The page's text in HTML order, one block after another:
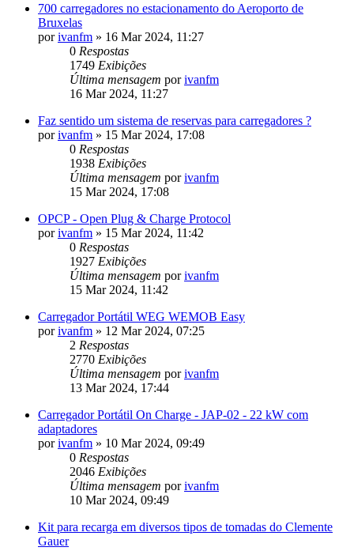
700 carregadores no estacionamento do Aeroporto de
Bruxelas
porivanfm » 16 Mar 2024, 11:27
0 Respostas
1749 Exibições
Última mensagem porivanfm
16 Mar 2024, 11:27
Faz sentido um sistema de reservas para carregadores ?
porivanfm » 15 Mar 2024, 17:08
0 Respostas
1938 Exibições
Última mensagem porivanfm
15 Mar 2024, 17:08
OPCP - Open Plug & Charge Protocol
porivanfm » 15 Mar 2024, 11:42
0 Respostas
1927 Exibições
Última mensagem porivanfm
15 Mar 2024, 11:42
Carregador Portátil WEG WEMOB Easy
porivanfm » 12 Mar 2024, 07:25
2 Respostas
2770 Exibições
Última mensagem porivanfm
13 Mar 2024, 17:44
Carregador Portátil On Charge - JAP-02 - 22 kW com
adaptadores
porivanfm » 10 Mar 2024, 09:49
0 Respostas
2046 Exibições
Última mensagem porivanfm
10 Mar 2024, 09:49
Kit para recarga em diversos tipos de tomadas do Clemente
Gauer